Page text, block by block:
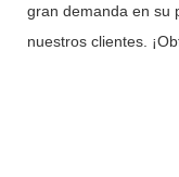
gran demanda en su
nuestros clientes.